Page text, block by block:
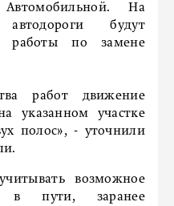
На
будут
работы по замене
работ движение
указанном участке
полос», - уточнили
возможное
в пути, заранее